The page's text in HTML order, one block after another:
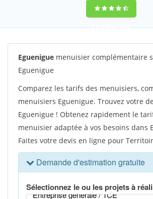
9,2(100%)1242
votes
Eguenigue menuisier complémentaire
Eguenigue
Comparez les tarifs des menuisiers,
menuisiers Eguenigue. Trouvez votre
Eguenigue ! Obtenez rapidement le
menuisier adaptée à vos besoins dans
Faites votre devis en ligne pour